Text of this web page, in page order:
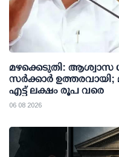
മഴക്കെടുതി:
സര്‍ക്കാര്‍
എട്ട് ലക്ഷം രൂപ വരെ
06 08 2026